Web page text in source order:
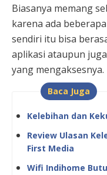
Biasanya memang
karena ada
sendiri itu bisa
aplikasi ataupun
yang mengaksesnya.
Baca Juga
Kelebihan dan
Review Ulasan
First Media
Wifi Indihome